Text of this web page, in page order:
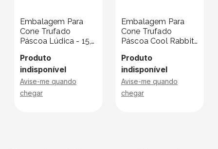
Embalagem Para
Cone Trufado
Páscoa Lúdica - 15,5
Produto
indisponível
Avise-me quando
chegar
Embalagem Para
Cone Trufado
Páscoa Cool Rabbit
Produto
indisponível
Avise-me quando
chegar